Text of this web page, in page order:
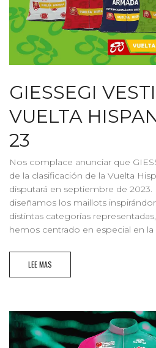
GIESSEGI
VUELTA
23
Nos complace anunciar que
de la clasificación de la Vuelta
disputará en septiembre de 2023.
diseñamos los maillots
distintas categorías
hemos centrado en especial en la
LEE MAS